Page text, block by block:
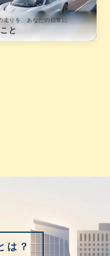
走りを、あなたの日常に
と
は？